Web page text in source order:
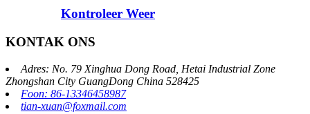
Kontroleer Weer
KONTAK ONS
Adres: No. 79 Xinghua Dong Road, Hetai Industrial Zone
Zhongshan City GuangDong China 528425
Foon: 86-13346458987
tian-xuan@foxmail.com